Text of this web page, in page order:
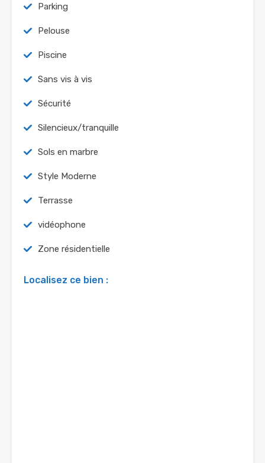
Parking
Pelouse
Piscine
Sans vis à vis
Sécurité
Silencieux/tranquille
Sols en marbre
Style Moderne
Terrasse
vidéophone
Zone résidentielle
Localisez ce bien :